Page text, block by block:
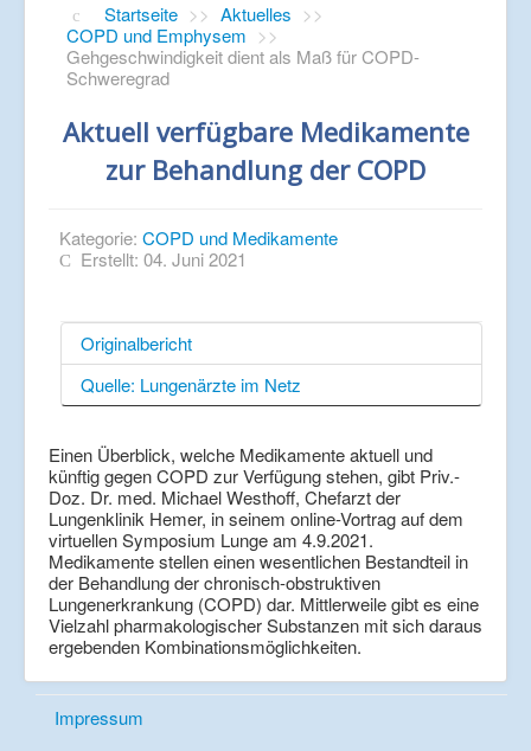
Startseite >> Aktuelles >>
COPD und Emphysem >>
Gehgeschwindigkeit dient als Maß für COPD-
Schweregrad
Aktuell verfügbare Medikamente
zur Behandlung der COPD
Kategorie: COPD und Medikamente
Erstellt: 04. Juni 2021
Originalbericht
Quelle: Lungenärzte im Netz
Einen Überblick, welche Medikamente aktuell und
künftig gegen COPD zur Verfügung stehen, gibt Priv.-
Doz. Dr. med. Michael Westhoff, Chefarzt der
Lungenklinik Hemer, in seinem online-Vortrag auf dem
virtuellen Symposium Lunge am 4.9.2021.
Medikamente stellen einen wesentlichen Bestandteil in
der Behandlung der chronisch-obstruktiven
Lungenerkrankung (COPD) dar. Mittlerweile gibt es eine
Vielzahl pharmakologischer Substanzen mit sich daraus
ergebenden Kombinationsmöglichkeiten.
Impressum